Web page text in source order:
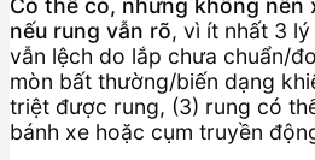
nếu rung vẫn rõ, vì ít nhất 3
vẫn lệch do lắp chưa chuẩn/
mòn bất thường/biến dạng
triệt được rung, (3) rung có
bánh xe hoặc cụm truyền